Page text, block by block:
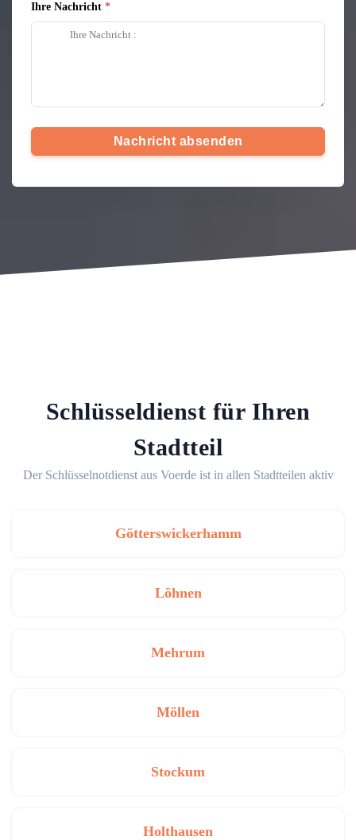
Ihre Nachricht
Nachricht absenden
Schlüsseldienst für Ihren
Stadtteil
Der Schlüsselnotdienst aus Voerde ist in allen Stadtteilen aktiv
Götterswickerhamm
Löhnen
Mehrum
Möllen
Stockum
Holthausen